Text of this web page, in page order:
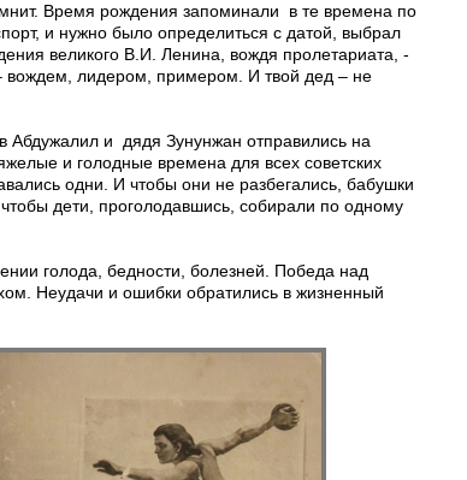
Время рождения запоминали в те времена по
и нужно было определиться с датой, выбрал
великого В.И. Ленина, вождя пролетариата, -
лидером, примером. И твой дед – не
Абдужалил и дядя Зунунжан отправились на
и голодные времена для всех советских
одни. И чтобы они не разбегались, бабушки
дети, проголодавшись, собирали по одному
голода, бедности, болезней. Победа над
Неудачи и ошибки обратились в жизненный